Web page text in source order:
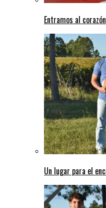
Entramos al
Un lugar para el